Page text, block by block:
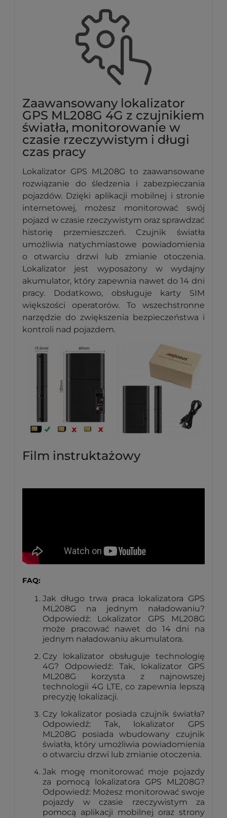
Zaawansowany lokalizator
GPS ML208G 4G z czujnikiem
światła, monitorowanie w
czasie rzeczywistym i długi
czas pracy
Lokalizator GPS ML208G to zaawansowane
rozwiązanie do śledzenia i zabezpieczania
pojazdów. Dzięki aplikacji mobilnej i stronie
internetowej, możesz monitorować swój
pojazd w czasie rzeczywistym oraz sprawdzać
historię przemieszczeń. Czujnik światła
umożliwia natychmiastowe powiadomienia
o otwarciu drzwi lub zmianie otoczenia.
Lokalizator jest wyposażony w wydajny
akumulator, który zapewnia nawet do 14 dni
pracy. Dodatkowo, obsługuje karty SIM
większości operatorów. To wszechstronne
narzędzie do zwiększenia bezpieczeństwa i
kontroli nad pojazdem.
Film instruktażowy
FAQ:
Jak długo trwa praca lokalizatora GPS
ML208G na jednym naładowaniu?
Odpowiedź: Lokalizator GPS ML208G
może pracować nawet do 14 dni na
jednym naładowaniu akumulatora.
Czy lokalizator obsługuje technologię
4G? Odpowiedź: Tak, lokalizator GPS
ML208G korzysta z najnowszej
technologii 4G LTE, co zapewnia lepszą
precyzję lokalizacji.
Czy lokalizator posiada czujnik światła?
Odpowiedź: Tak, lokalizator GPS
ML208G posiada wbudowany czujnik
światła, który umożliwia powiadomienia
o otwarciu drzwi lub zmianie otoczenia.
Jak mogę monitorować moje pojazdy
za pomocą lokalizatora GPS ML208G?
Odpowiedź: Możesz monitorować swoje
pojazdy w czasie rzeczywistym za
pomocą aplikacji mobilnej oraz strony